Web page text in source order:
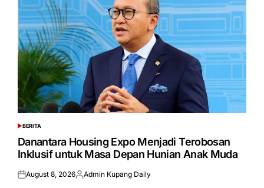
POSTED
IN
BERITA
Danantara Housing Expo Menjadi Terobosan
Inklusif untuk Masa Depan Hunian Anak Muda
Posted
August 8, 2026Posted
Admin Kupang Daily